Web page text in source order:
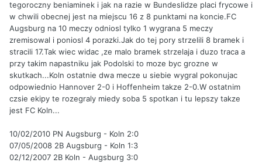
tegoroczny beniaminek i jak na razie w Bundeslidze placi frycowe i
w chwili obecnej jest na miejscu 16 z 8 punktami na koncie.FC
Augsburg na 10 meczy odniosl tylko 1 wygrana 5 meczy
zremisowal i poniosl 4 porazki.Jak do tej pory strzelili 8 bramek i
stracili 17.Tak wiec widac ,ze malo bramek strzelaja i duzo traca a
przy takim napastniku jak Podolski to moze byc grozne w
skutkach...Koln ostatnie dwa mecze u siebie wygral pokonujac
odpowiednio Hannover 2-0 i Hoffenheim takze 2-0.W ostatnim
czsie ekipy te rozegraly miedy soba 5 spotkan i tu lepszy takze
jest FC Koln...
10/02/2010 PN Augsburg - Koln 2:0
07/05/2008 2B Augsburg - Koln 1:3
02/12/2007 2B Koln - Augsburg 3:0